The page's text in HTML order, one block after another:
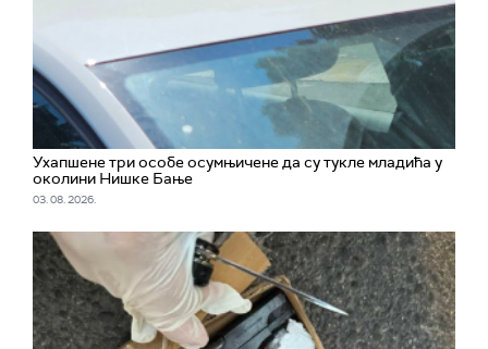
Ухапшенe три особе осумњичене да су тукле младића у
околини Нишке Бање
03. 08. 2026.